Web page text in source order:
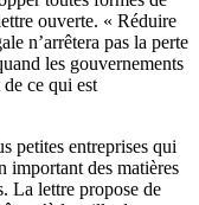
ouverte. « Réduire
n’arrêtera pas la perte
les gouvernements
ce qui est
petites entreprises qui
important des matières
La lettre propose de